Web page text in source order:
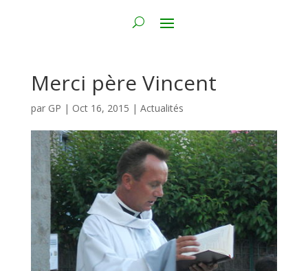
Merci père Vincent
par GP | Oct 16, 2015 | Actualités